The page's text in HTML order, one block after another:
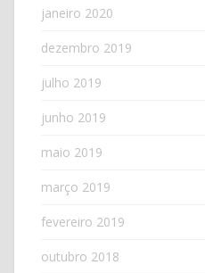
janeiro 2020
dezembro 2019
julho 2019
junho 2019
maio 2019
março 2019
fevereiro 2019
outubro 2018